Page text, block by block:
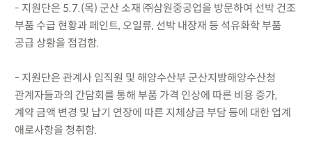
- 지원단은 5.7.(목) 군산 소재 ㈜삼원중공업을 방문하여 선박 건조
부품 수급 현황과 페인트, 오일류, 선박 내장재 등 석유화학 부품
공급 상황을 점검함.
- 지원단은 관계사 임직원 및 해양수산부 군산지방해양수산청
관계자들과의 간담회를 통해 부품 가격 인상에 따른 비용 증가,
계약 금액 변경 및 납기 연장에 따른 지체상금 부담 등에 대한 업계
애로사항을 청취함.